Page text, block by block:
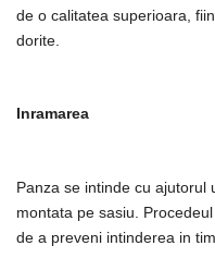
de o calitatea superioara,
dorite.
Inramarea
Panza se intinde cu ajutorul
montata pe sasiu.
de a preveni intinderea in